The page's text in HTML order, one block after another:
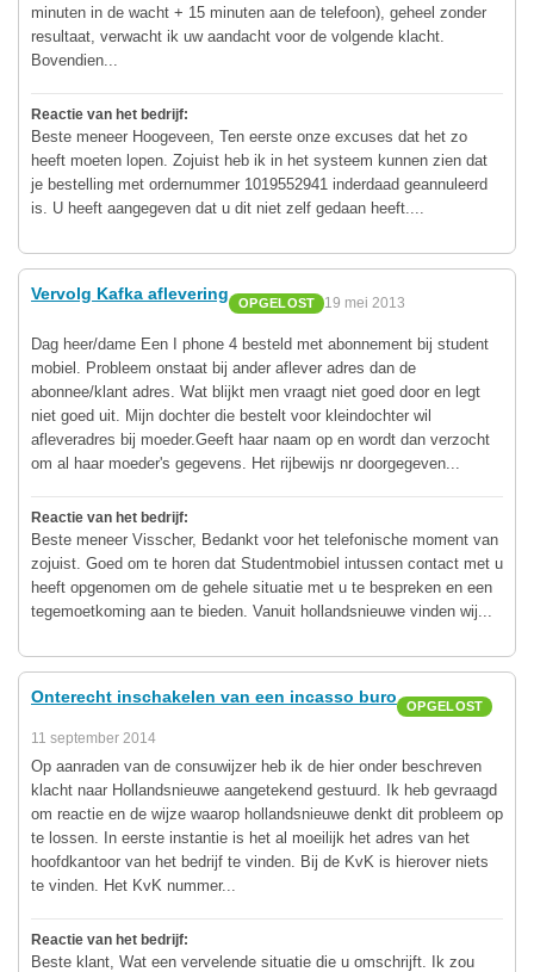
minuten in de wacht + 15 minuten aan de telefoon), geheel zonder
resultaat, verwacht ik uw aandacht voor de volgende klacht.
Bovendien...
Reactie van het bedrijf:
Beste meneer Hoogeveen, Ten eerste onze excuses dat het zo
heeft moeten lopen. Zojuist heb ik in het systeem kunnen zien dat
je bestelling met ordernummer 1019552941 inderdaad geannuleerd
is. U heeft aangegeven dat u dit niet zelf gedaan heeft....
Vervolg Kafka aflevering OPGELOST 19 mei 2013
Dag heer/dame Een I phone 4 besteld met abonnement bij student
mobiel. Probleem onstaat bij ander aflever adres dan de
abonnee/klant adres. Wat blijkt men vraagt niet goed door en legt
niet goed uit. Mijn dochter die bestelt voor kleindochter wil
afleveradres bij moeder.Geeft haar naam op en wordt dan verzocht
om al haar moeder's gegevens. Het rijbewijs nr doorgegeven...
Reactie van het bedrijf:
Beste meneer Visscher, Bedankt voor het telefonische moment van
zojuist. Goed om te horen dat Studentmobiel intussen contact met u
heeft opgenomen om de gehele situatie met u te bespreken en een
tegemoetkoming aan te bieden. Vanuit hollandsnieuwe vinden wij...
Onterecht inschakelen van een incasso buro OPGELOST
11 september 2014
Op aanraden van de consuwijzer heb ik de hier onder beschreven
klacht naar Hollandsnieuwe aangetekend gestuurd. Ik heb gevraagd
om reactie en de wijze waarop hollandsnieuwe denkt dit probleem op
te lossen. In eerste instantie is het al moeilijk het adres van het
hoofdkantoor van het bedrijf te vinden. Bij de KvK is hierover niets
te vinden. Het KvK nummer...
Reactie van het bedrijf:
Beste klant, Wat een vervelende situatie die u omschrijft. Ik zou